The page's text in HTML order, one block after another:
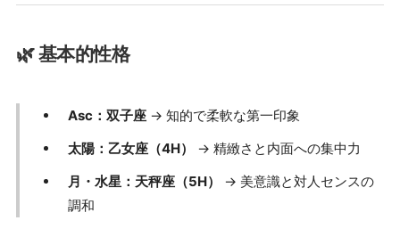
🌿 基本的性格
Asc：双子座→ 知的で柔軟な第一印象
太陽：乙女座（4H）
→ 精緻さと内面への集中力
月・水星：天秤座（5H）
→ 美意識と対人センスの
調和